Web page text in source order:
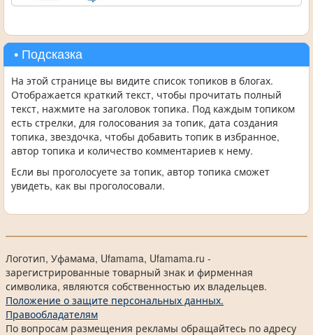
• Подсказка
На этой странице вы видите список топиков в блогах.
Отображается краткий текст, чтобы прочитать полный
текст, нажмите на заголовок топика. Под каждым топиком
есть стрелки, для голосования за топик, дата создания
топика, звездочка, чтобы добавить топик в избранное,
автор топика и количество комментариев к нему.
Если вы проголосуете за топик, автор топика сможет
увидеть, как вы проголосовали.
Логотип, Уфамама, Ufamama, Ufamama.ru -
зарегистрированные товарный знак и фирменная
символика, являются собственностью их владельцев.
Положение о защите персональных данных.
Правообладателям
По вопросам размещения рекламы обращайтесь по адресу